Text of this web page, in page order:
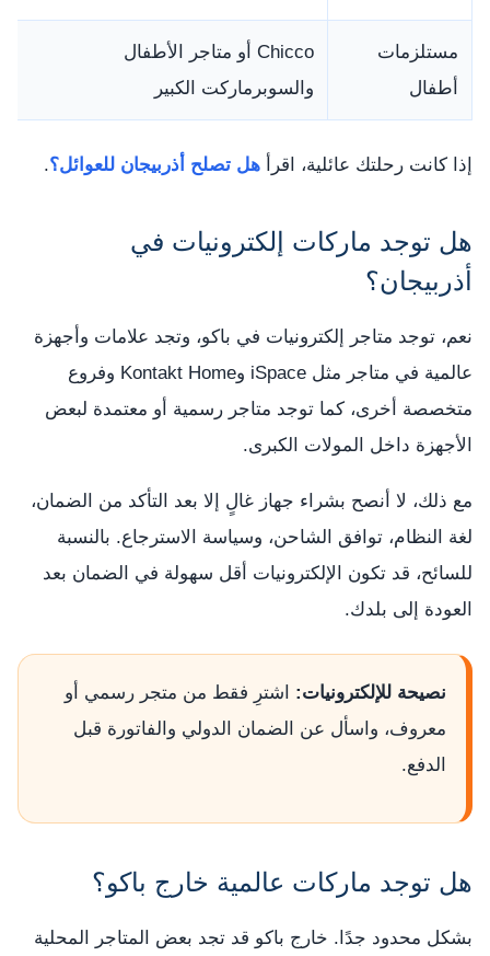
مستلزمات
أطفال
Chicco أو متاجر الأطفال
والسوبرماركت الكبير
إذا كانت رحلتك عائلية، اقرأ هل تصلح أذربيجان للعوائل؟.
هل توجد ماركات إلكترونيات في
أذربيجان؟
نعم، توجد متاجر إلكترونيات في باكو، وتجد علامات وأجهزة
عالمية في متاجر مثل iSpace وKontakt Home وفروع
متخصصة أخرى، كما توجد متاجر رسمية أو معتمدة لبعض
الأجهزة داخل المولات الكبرى.
مع ذلك، لا أنصح بشراء جهاز غالٍ إلا بعد التأكد من الضمان،
لغة النظام، توافق الشاحن، وسياسة الاسترجاع. بالنسبة
للسائح، قد تكون الإلكترونيات أقل سهولة في الضمان بعد
العودة إلى بلدك.
نصيحة للإلكترونيات: اشترِ فقط من متجر رسمي أو
معروف، واسأل عن الضمان الدولي والفاتورة قبل
الدفع.
هل توجد ماركات عالمية خارج باكو؟
بشكل محدود جدًا. خارج باكو قد تجد بعض المتاجر المحلية